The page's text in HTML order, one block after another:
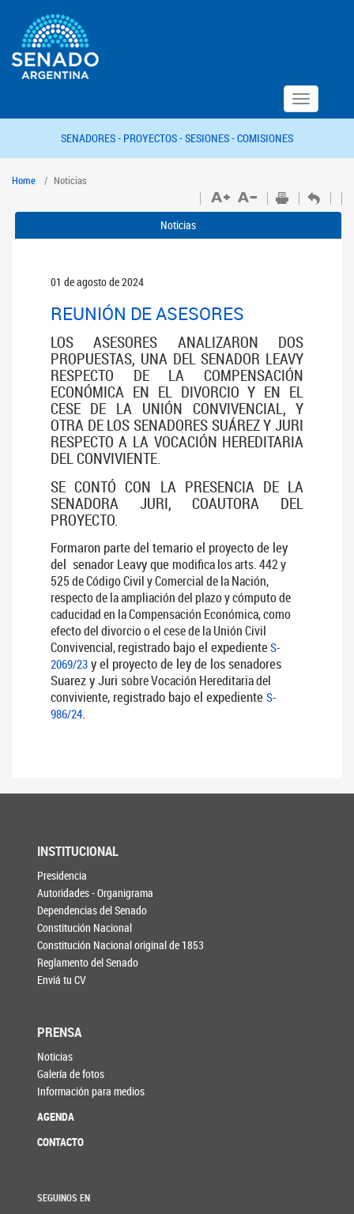
Toggle
navigation
SENADORES - PROYECTOS -SESIONES -COMISIONES
Home Noticias
Noticias
01 de agosto de 2024
REUNIÓN DE ASESORES
LOS ASESORES ANALIZARON DOS
PROPUESTAS, UNA DEL SENADOR LEAVY
RESPECTO DE LA COMPENSACIÓN
ECONÓMICA EN EL DIVORCIO Y EN EL
CESE DE LA UNIÓN CONVIVENCIAL, Y
OTRA DE LOS SENADORES SUÁREZ Y JURI
RESPECTO A LA VOCACIÓN HEREDITARIA
DEL CONVIVIENTE.
SE CONTÓ CON LA PRESENCIA DE LA
SENADORA JURI, COAUTORA DEL
PROYECTO.
Formaron parte del temario el proyecto de ley
del senador Leavy que modifica los arts. 442 y
525 de Código Civil y Comercial de la Nación,
respecto de la ampliación del plazo y cómputo de
caducidad en la Compensación Económica, como
efecto del divorcio o el cese de la Unión Civil
Convivencial,registrado bajo el expedienteS-
2069/23y el proyecto de ley de los senadores
Suarez y Juri sobre Vocación Hereditaria del
conviviente, registrado bajo el expediente S-
986/24.
INSTITUCIONAL
Presidencia
Autoridades - Organigrama
Dependencias del Senado
Constitución Nacional
Constitución Nacional original de 1853
Reglamento del Senado
Enviá tu CV
PRENSA
Noticias
Galería de fotos
Información para medios
AGENDA
CONTACTO
SEGUINOS EN